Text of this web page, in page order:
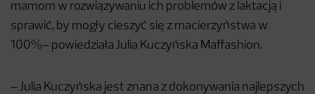
mamom w rozwiązywaniu ich problemów z laktacją i
sprawić, by mogły cieszyć się z macierzyństwa w
100%– powiedziała Julia Kuczyńska Maffashion.
– Julia Kuczyńska jest znana z dokonywania najlepszych